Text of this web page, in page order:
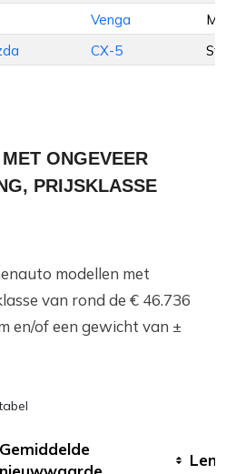
Venga
CX-5
ONGEVEER
PRIJSKLASSE
modellen met
van rond de € 46.736
en/of een gewicht van ±
Gemiddelde